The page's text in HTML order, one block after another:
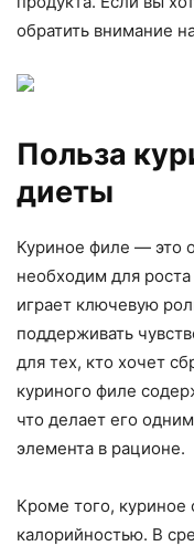
обратить внимание
Польза
диеты
Куриное филе — это
необходим для
играет ключевую
поддерживать
для тех, кто хочет
куриного филе
что делает его
элемента в рационе.
Кроме того, куриное
калорийностью. В